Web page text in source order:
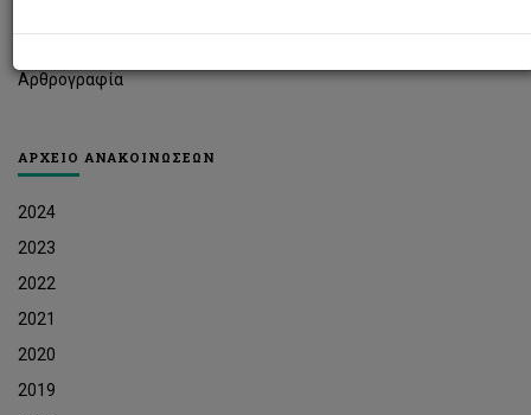
Αρθρογραφία
ΑΡΧΕΙΟ ΑΝΑΚΟΙΝΩΣΕΩΝ
2024
2023
2022
2021
2020
2019